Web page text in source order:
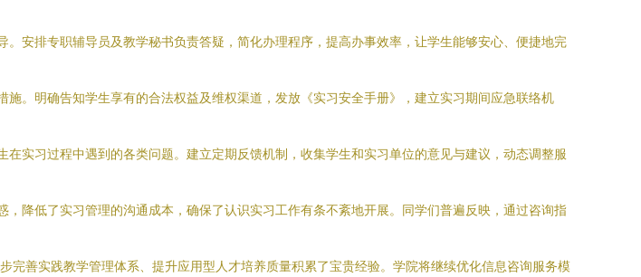
安排专职辅导员及教学秘书负责答疑，简化办理程序，提高办事效率，让学生能够安心、便捷地完
施。明确告知学生享有的合法权益及维权渠道，发放《实习安全手册》，建立实习期间应急联络机
在实习过程中遇到的各类问题。建立定期反馈机制，收集学生和实习单位的意见与建议，动态调整服
降低了实习管理的沟通成本，确保了认识实习工作有条不紊地开展。同学们普遍反映，通过咨询指
善实践教学管理体系、提升应用型人才培养质量积累了宝贵经验。学院将继续优化信息咨询服务模